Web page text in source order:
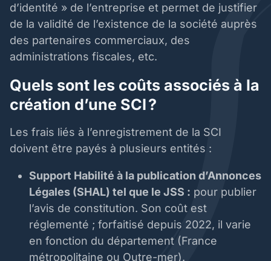
d’identité » de l’entreprise et permet de justifier
de la validité de l’existence de la société auprès
des partenaires commerciaux, des
administrations fiscales, etc.
Quels sont les coûts associés à la
création d’une SCI ?
Les frais liés à l’enregistrement de la SCI
doivent être payés à plusieurs entités :
Support Habilité à la publication d’Annonces
Légales (SHAL) tel que le JSS : pour publier
l’avis de constitution. Son coût est
réglementé ; forfaitisé depuis 2022, il varie
en fonction du département (France
métropolitaine ou Outre-mer).